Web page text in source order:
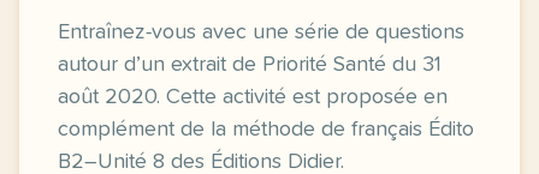
Entraînez-vous avec une série de questions
autour d’un extrait de Priorité Santé du 31
août 2020. Cette activité est proposée en
complément de la méthode de français Édito
B2–Unité 8 des Éditions Didier.